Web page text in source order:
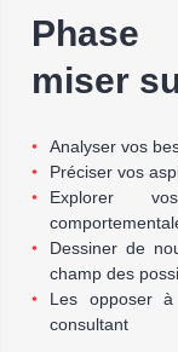
Phase
miser
Analyser vos
Préciser vos
Explorer
Dessiner de
champ des
Les opposer
consultant